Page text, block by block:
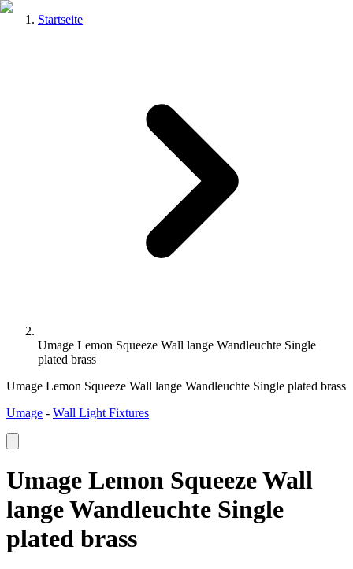
Startseite
Umage Lemon Squeeze Wall lange Wandleuchte Single
plated brass
Umage Lemon Squeeze Wall lange Wandleuchte Single plated brass
Umage - Wall Light Fixtures
Umage Lemon Squeeze Wall
lange Wandleuchte Single
plated brass